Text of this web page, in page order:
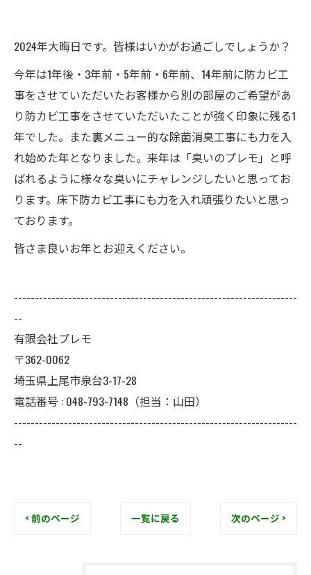
2024年大晦日です。皆様はいかがお過ごしでしょうか？
今年は1年後・3年前・5年前・6年前、14年前に防カビ工
事をさせていただいたお客様から別の部屋のご希望があ
り防カビ工事をさせていただいたことが強く印象に残る1
年でした。また裏メニュー的な除菌消臭工事にも力を入
れ始めた年となりました。来年は「臭いのプレモ」と呼
ばれるように様々な臭いにチャレンジしたいと思ってお
ります。床下防カビ工事にも力を入れ頑張りたいと思っ
ております。
皆さま良いお年とお迎えください。
--------------------------------------------------------------------
--
有限会社プレモ
〒362-0062
埼玉県上尾市泉台3-17-28
電話番号 : 048-793-7148（担当：山田）
--------------------------------------------------------------------
--
< 前のページ 一覧に戻る 次のページ >